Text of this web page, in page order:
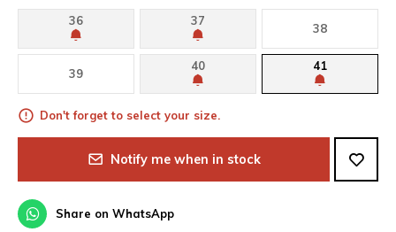
36 37
38
39
40 41
Don't forget to select your size.
Notify me when in stock
Share on WhatsApp